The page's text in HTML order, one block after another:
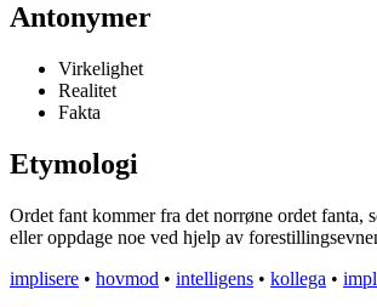
Antonymer
Virkelighet
Realitet
Fakta
Etymologi
Ordet fant kommer fra det norrøne ordet fanta,
eller oppdage noe ved hjelp av
implisere • hovmod • intelligens • kollega •